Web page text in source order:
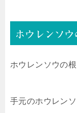
ホウレンソウ
ホウレンソウの
手元のホウレン